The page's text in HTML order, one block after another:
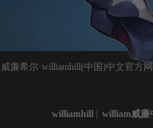
威廉希尔·williamhill(中国)中文官方
williamhill
william威廉